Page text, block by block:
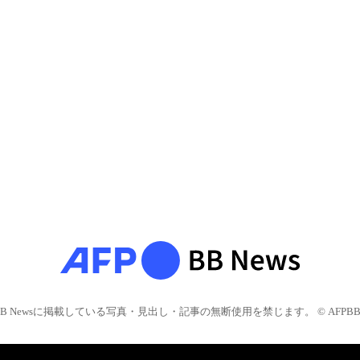
Newsに掲載している写真・見出し・記事の無断使用を禁じます。 © AFPBB